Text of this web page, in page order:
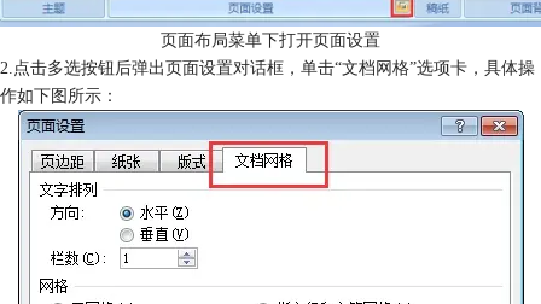
页面布局菜单下打开页面设置
2.点击多选按钮后弹出页面设置对话框，单击“文档网格”选项卡，具体操
作如下图所示：